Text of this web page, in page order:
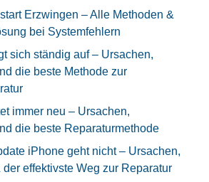
Erzwingen – Alle Methoden &
bei Systemfehlern
sich ständig auf – Ursachen,
die beste Methode zur
immer neu – Ursachen,
die beste Reparaturmethode
iPhone geht nicht – Ursachen,
der effektivste Weg zur Reparatur